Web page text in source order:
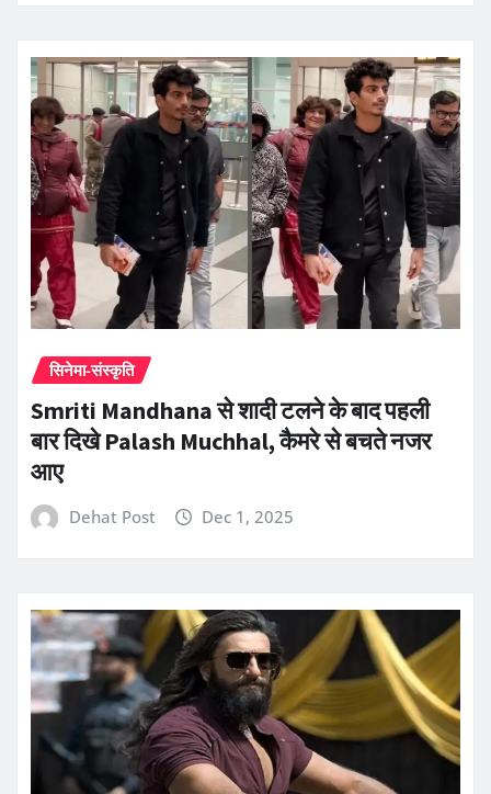
सिनेमा-संस्कृति
Smriti Mandhana से शादी टलने के बाद पहली
बार दिखे Palash Muchhal, कैमरे से बचते नजर
आए
Dehat Post Dec 1, 2025